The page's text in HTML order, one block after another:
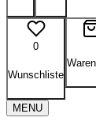
0
Wunschliste
MENU